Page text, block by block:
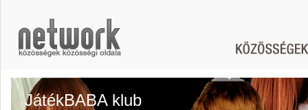
JátékBABA klub